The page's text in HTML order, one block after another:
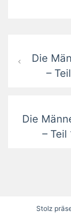
Die
–
Die
– Teil
Stolz